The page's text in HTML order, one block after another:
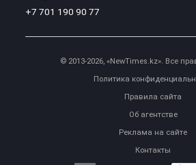
+7 701 190 90 77
© 2013-2026, «NewTimes.kz». Все
Политика
Правила сайта
Об агентстве
Реклама на сайте
Контакты